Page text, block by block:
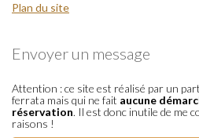
Plan du site
Envoyer un message
Attention : ce site est réalisé par un
ferrata mais qui ne fait aucune
réservation. Il est donc inutile de me
raisons !